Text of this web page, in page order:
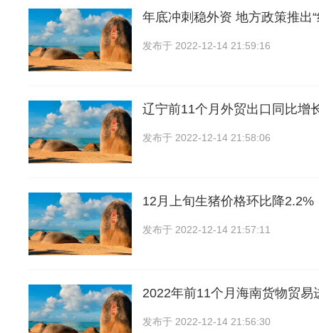
年底冲刺稳外资 地方政策推出“
发布于 2022-12-14 21:59:16
辽宁前11个月外贸出口同比增
发布于 2022-12-14 21:58:06
12月上旬生猪价格环比降2.2%
发布于 2022-12-14 21:57:11
2022年前11个月海南货物贸易
发布于 2022-12-14 21:56:30